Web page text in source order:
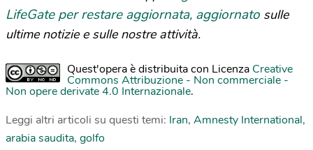
LifeGate per restare aggiornata, aggiornato sulle
ultime notizie e sulle nostre attività.
Quest'opera è distribuita con Licenza Creative
Commons Attribuzione - Non commerciale -
Non opere derivate 4.0 Internazionale.
Leggi altri articoli su questi temi: Iran, Amnesty International,
arabia saudita, golfo